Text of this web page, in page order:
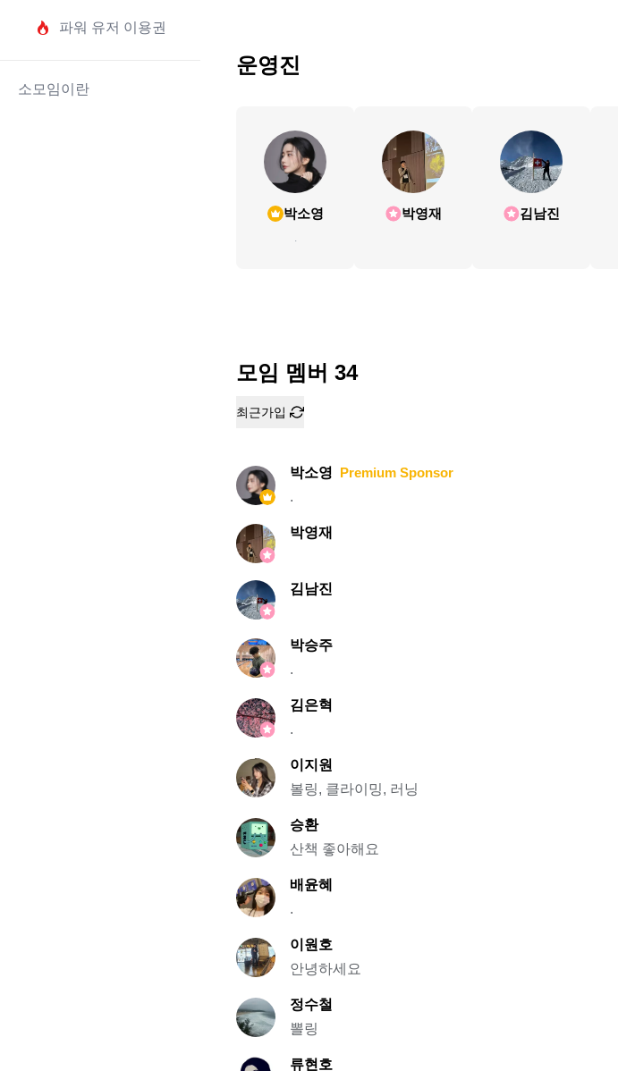
파워 유저 이용권
소모임이란
운영진
박소영
.
박영재 김남진
모임 멤버 34
최근가입
박소영 Premium Sponsor
.
박영재
김남진
박승주
.
김은혁
.
이지원
볼링, 클라이밍, 러닝
승환
산책 좋아해요
배윤혜
.
이원호
안녕하세요
정수철
뽈링
류현호